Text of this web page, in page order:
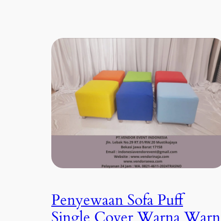
Penyewaan Sofa Puff